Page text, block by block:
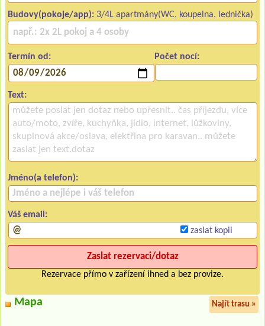
Budovy(pokoje/app): 3/4L apartmány(WC, koupelna, lednička)
Termín od: Počet nocí:
Text:
Jméno(a telefon):
Váš email:
zaslat kopii
Rezervace přímo v zařízení ihned a bez provize.
Mapa Najít trasu »